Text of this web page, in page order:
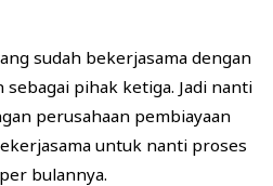
sudah bekerjasama dengan
pihak ketiga. Jadi nanti
perusahaan pembiayaan
untuk nanti proses
bulannya.